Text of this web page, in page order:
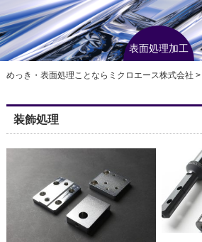
表面処理加工
めっき・表面処理ことならミクロエース株式会社 >
装飾処理